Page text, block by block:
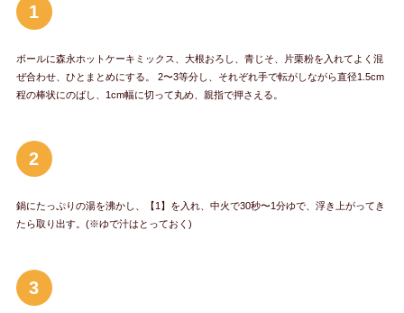
1
ボールに森永ホットケーキミックス、大根おろし、青じそ、片栗粉を入れてよく混
ぜ合わせ、ひとまとめにする。 2〜3等分し、それぞれ手で転がしながら直径1.5cm
程の棒状にのばし、1cm幅に切って丸め、親指で押さえる。
2
鍋にたっぷりの湯を沸かし、【1】を入れ、中火で30秒〜1分ゆで、浮き上がってき
たら取り出す。(※ゆで汁はとっておく)
3